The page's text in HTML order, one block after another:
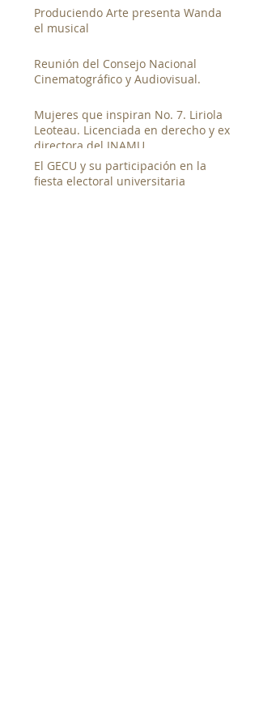
Produciendo Arte presenta Wanda
el musical
Reunión del Consejo Nacional
Cinematográfico y Audiovisual.
Mujeres que inspiran No. 7. Liriola
Leoteau. Licenciada en derecho y ex
directora del INAMU
El GECU y su participación en la
fiesta electoral universitaria